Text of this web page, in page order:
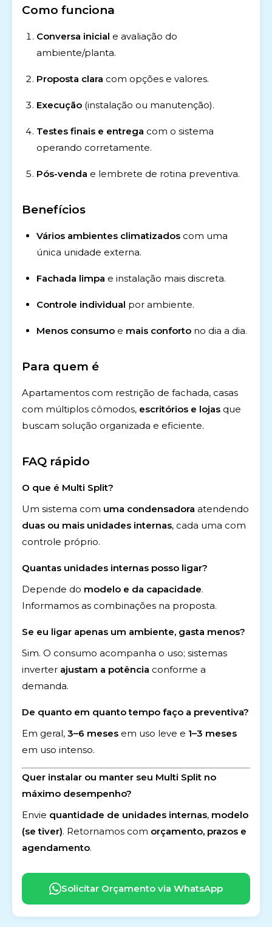
Como funciona
Conversa inicial e avaliação do
ambiente/planta.
Proposta clara com opções e valores.
Execução (instalação ou manutenção).
Testes finais e entrega com o sistema
operando corretamente.
Pós-venda e lembrete de rotina preventiva.
Benefícios
Vários ambientes climatizados com uma
única unidade externa.
Fachada limpa e instalação mais discreta.
Controle individual por ambiente.
Menos consumo e mais conforto no dia a dia.
Para quem é
Apartamentos com restrição de fachada, casas
com múltiplos cômodos, escritórios e lojas que
buscam solução organizada e eficiente.
FAQ rápido
O que é Multi Split?
Um sistema com uma condensadora atendendo
duas ou mais unidades internas, cada uma com
controle próprio.
Quantas unidades internas posso ligar?
Depende do modelo e da capacidade.
Informamos as combinações na proposta.
Se eu ligar apenas um ambiente, gasta menos?
Sim. O consumo acompanha o uso; sistemas
inverter ajustam a potência conforme a
demanda.
De quanto em quanto tempo faço a preventiva?
Em geral, 3–6 meses em uso leve e 1–3 meses
em uso intenso.
Quer instalar ou manter seu Multi Split no
máximo desempenho?
Envie quantidade de unidades internas, modelo
(se tiver). Retornamos com orçamento, prazos e
agendamento.
Solicitar Orçamento via WhatsApp